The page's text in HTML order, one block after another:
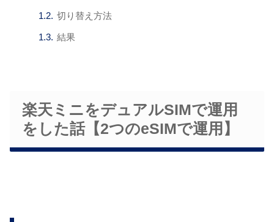
切り替え方法
結果
楽天ミニをデュアルSIMで運用
をした話【2つのeSIMで運用】